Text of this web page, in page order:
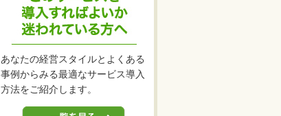
あなたの経営スタイルとよくある
事例からみる最適なサービス導入
方法をご紹介します。